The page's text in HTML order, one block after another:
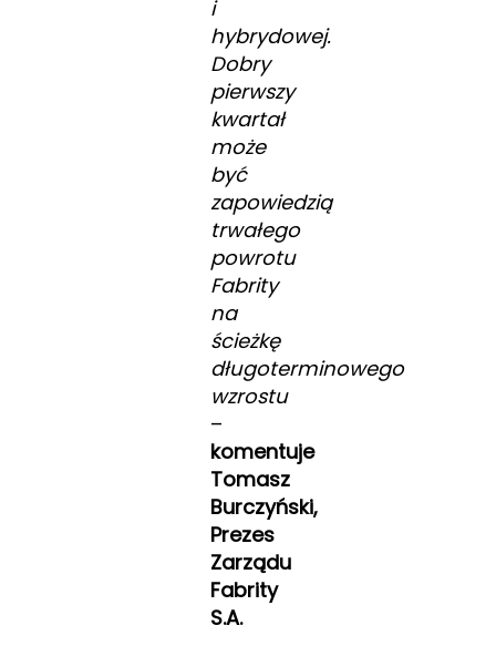
i
hybrydowej.
Dobry
pierwszy
kwartał
może
być
zapowiedzią
trwałego
powrotu
Fabrity
na
ścieżkę
długoterminowego
wzrostu
–
komentuje
Tomasz
Burczyński,
Prezes
Zarządu
Fabrity
S.A.